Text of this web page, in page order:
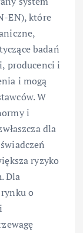
EN), które
badań
producenci i
i mogą
W
i
dla
ryzyko
Dla
o